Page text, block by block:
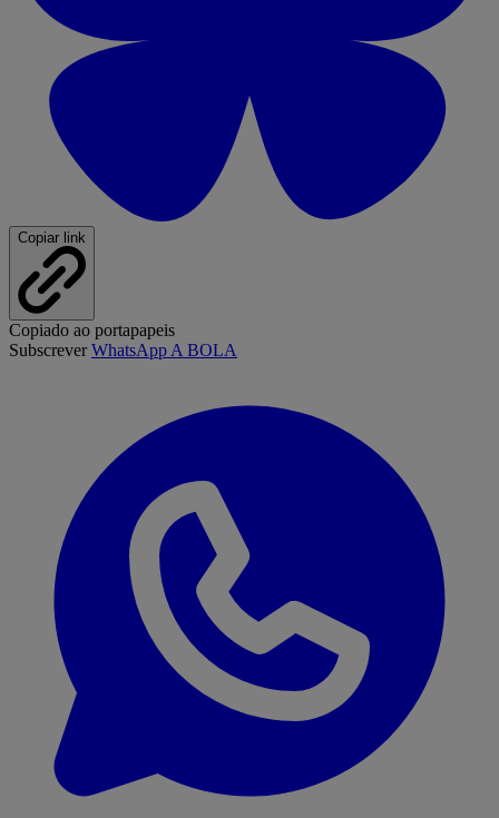
Copiar link
Copiado ao portapapeis
SubscreverWhatsApp A BOLA